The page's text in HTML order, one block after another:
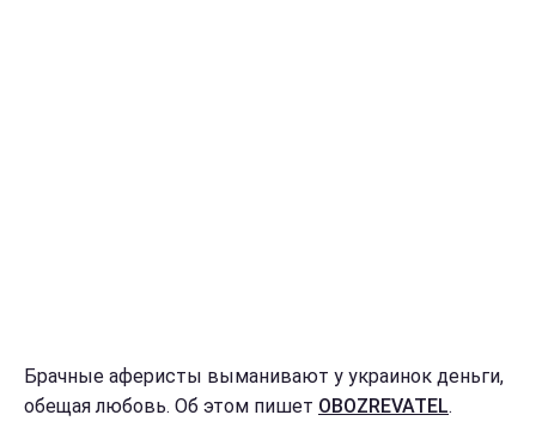
Брачные аферисты выманивают у украинок деньги,
обещая любовь. Об этом пишет OBOZREVATEL.